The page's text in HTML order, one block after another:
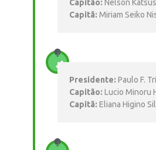
Capitão: Nelson
Capitã: Miriam Seiko
Presidente: Paulo F.
Capitão: Lucio Minoru
Capitã: Eliana Higino